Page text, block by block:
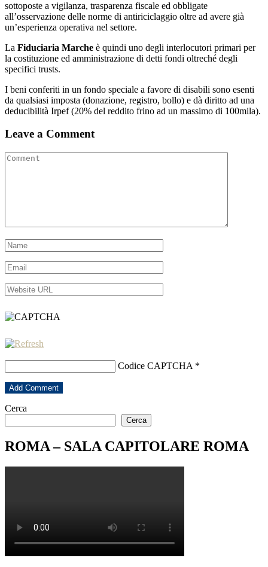
sottoposte a vigilanza, trasparenza fiscale ed obbligate
all’osservazione delle norme di antiriciclaggio oltre ad avere già
un’esperienza operativa nel settore.
La Fiduciaria Marche è quindi uno degli interlocutori primari per
la costituzione ed amministrazione di detti fondi oltreché degli
specifici trusts.
I beni conferiti in un fondo speciale a favore di disabili sono esenti
da qualsiasi imposta (donazione, registro, bollo) e dà diritto ad una
deducibilità Irpef (20% del reddito frino ad un massimo di 100mila).
Leave a Comment
Codice CAPTCHA *
Cerca
Cerca
ROMA – SALA CAPITOLARE ROMA